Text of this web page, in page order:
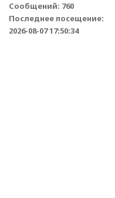
Сообщений: 760
Последнее посещение:
2026-08-07 17:50:34